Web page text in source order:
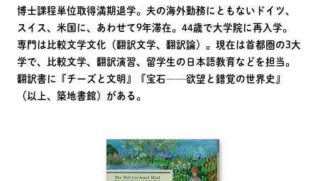
博士課程単位取得満期退学。夫の海外勤務にともないドイツ、
スイス、米国に、あわせて9年滞在。44歳で大学院に再入学。
専門は比較文学文化（翻訳文学、翻訳論）。現在は首都圏の3大
学で、比較文学、翻訳演習、留学生の日本語教育などを担当。
翻訳書に『チーズと文明』『宝石──欲望と錯覚の世界史』
（以上、築地書館）がある。